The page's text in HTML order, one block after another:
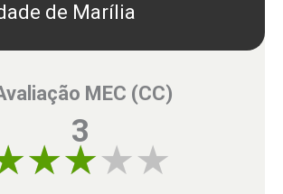
de Marília
MEC (CC)
3